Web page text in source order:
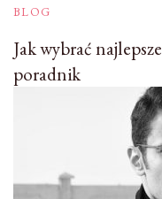
BLOG
Jak wybrać
poradnik